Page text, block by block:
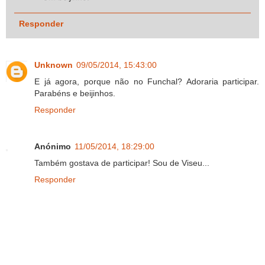
Responder
Unknown 09/05/2014, 15:43:00
E já agora, porque não no Funchal? Adoraria participar.
Parabéns e beijinhos.
Responder
Anónimo 11/05/2014, 18:29:00
Também gostava de participar! Sou de Viseu...
Responder